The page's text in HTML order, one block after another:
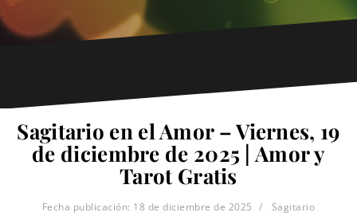
Sagitario en el Amor – Viernes, 19
de diciembre de 2025 | Amor y
Tarot Gratis
Fecha publicación: 18 de diciembre de 2025 Sagitario